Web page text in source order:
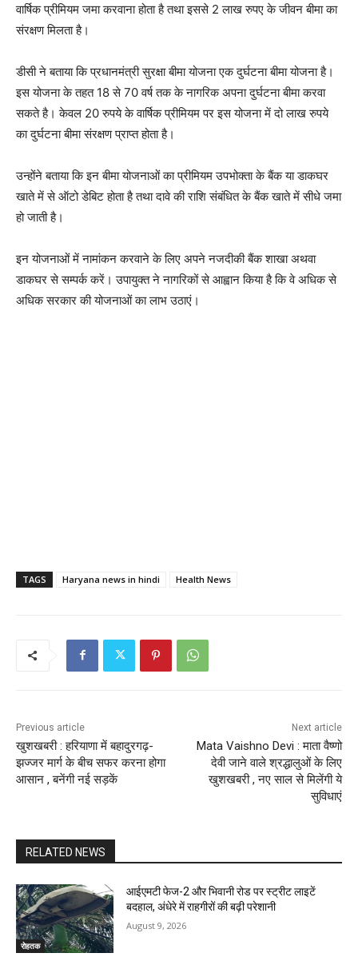
वार्षिक प्रीमियम जमा करवाना होता है तथा इससे 2 लाख रुपए के जीवन बीमा का
संरक्षण मिलता है।
डीसी ने बताया कि प्रधानमंत्री सुरक्षा बीमा योजना एक दुर्घटना बीमा योजना है।
इस योजना के तहत 18 से 70 वर्ष तक के नागरिक अपना दुर्घटना बीमा करवा
सकते है। केवल 20 रुपये के वार्षिक प्रीमियम पर इस योजना में दो लाख रुपये
का दुर्घटना बीमा संरक्षण प्राप्त होता है।
उन्होंने बताया कि इन बीमा योजनाओं का प्रीमियम उपभोक्ता के बैंक या डाकघर
खाते में से ऑटो डेबिट होता है तथा दावे की राशि संबंधित के बैंक खाते में सीधे जमा
हो जाती है।
इन योजनाओं में नामांकन करवाने के लिए अपने नजदीकी बैंक शाखा अथवा
डाकघर से सम्पर्क करें। उपायुक्त ने नागरिकों से आह्वान किया है कि वे अधिक से
अधिक सरकार की योजनाओं का लाभ उठाएं।
TAGS Haryana news in hindi Health News
Previous article
खुशखबरी : हरियाणा में बहादुरगढ़-
झज्जर मार्ग के बीच सफर करना होगा
आसान , बनेंगी नई सड़कें
Next article
Mata Vaishno Devi : माता वैष्णो
देवी जाने वाले श्रद्धालुओं के लिए
खुशखबरी , नए साल से मिलेंगी ये
सुविधाएं
RELATED NEWS
रोहतक
आईएमटी फेज-2 और भिवानी रोड पर स्ट्रीट लाइटें
बदहाल, अंधेरे में राहगीरों की बढ़ी परेशानी
August 9, 2026